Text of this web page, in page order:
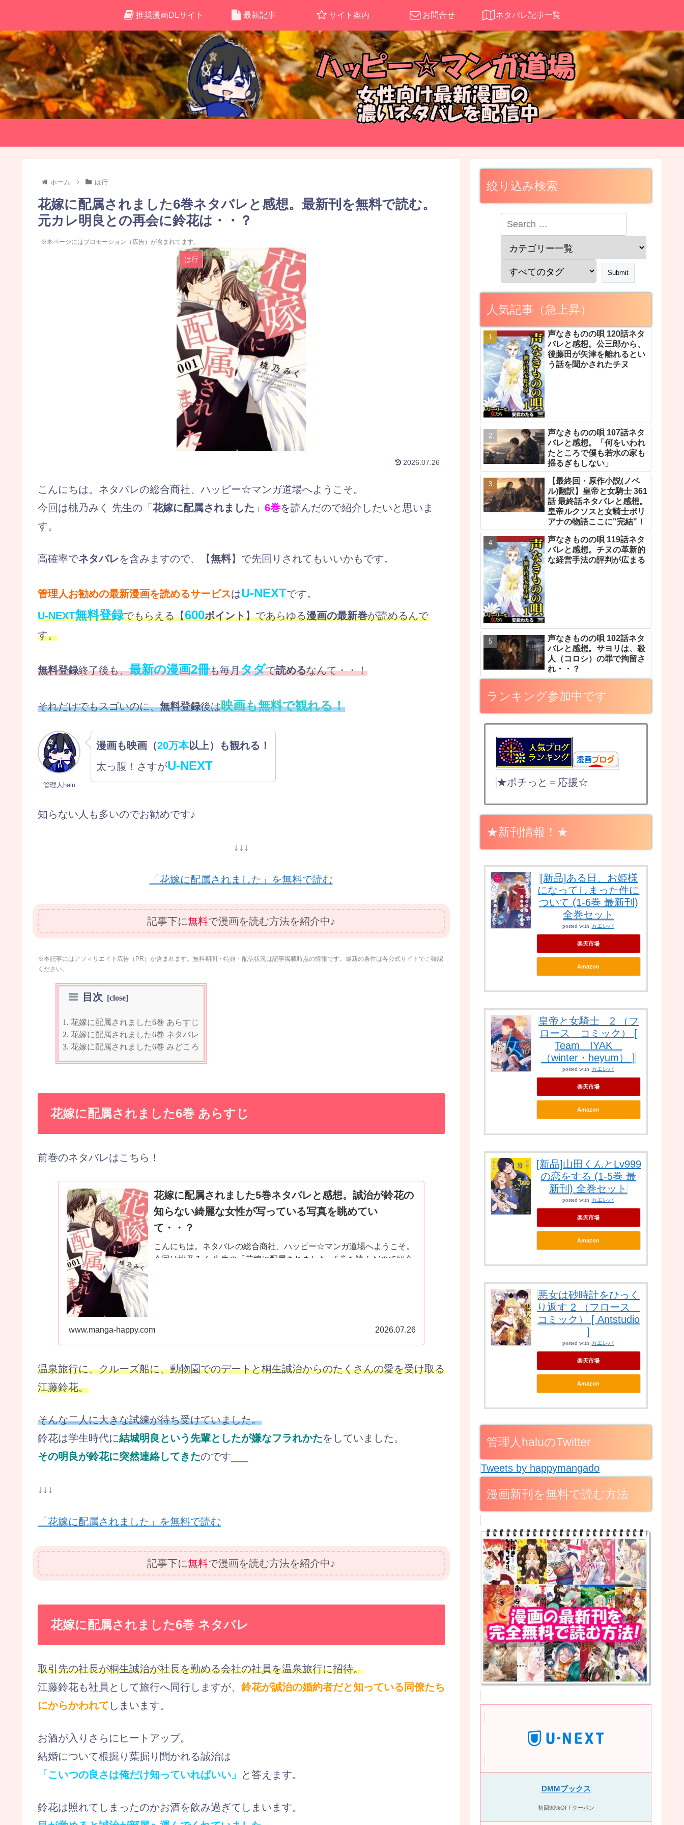
推奨漫画DLサイト 最新記事 サイト案内 お問合せ ネタバレ記事一覧
ホーム は行
花嫁に配属されました6巻ネタバレと感想。最新刊を無料で読む。
元カレ明良との再会に鈴花は・・？
※本ページにはプロモーション（広告）が含まれてます。
は行
2026.07.26
こんにちは。ネタバレの総合商社、ハッピー☆マンガ道場へようこそ。
今回は桃乃みく 先生の「 花嫁に配属されました 」 6巻を読んだので紹介したいと思いま
す。
高確率でネタバレを含みますので、【無料】で先回りされてもいいかもです。
管理人お勧めの最新漫画を読めるサービスはU-NEXTです。
U-NEXT無料登録でもらえる【600ポイント】であらゆる漫画の最新巻が読めるんで
す。
無料登録終了後も、最新の漫画2冊も毎月タダで読めるなんて・・！
それだけでもスゴいのに、無料登録後は映画も無料で観れる！
管理人halu
漫画も映画（20万本以上）も観れる！
太っ腹！さすがU-NEXT
知らない人も多いのでお勧めです♪
↓↓↓
「花嫁に配属されました」を無料で読む
記事下に無料で漫画を読む方法を紹介中♪
※本記事にはアフィリエイト広告（PR）が含まれます。無料期間・特典・配信状況は記事掲載時点の情報です。最新の条件は各公式サイトでご確認
ください。
目次
花嫁に配属されました6巻 あらすじ
花嫁に配属されました6巻 ネタバレ
花嫁に配属されました6巻 みどころ
花嫁に配属されました6巻 あらすじ
前巻のネタバレはこちら！
花嫁に配属されました5巻ネタバレと感想。誠治が鈴花の
知らない綺麗な女性が写っている写真を眺めてい
て・・？
こんにちは。ネタバレの総合商社、ハッピー☆マンガ道場へようこそ。
今回は桃乃みく 先生の「花嫁に配属されました」5巻を読んだので紹介
www.manga-happy.com 2026.07.26
温泉旅行に、クルーズ船に、動物園でのデートと桐生誠治からのたくさんの愛を受け取る
江藤鈴花。
そんな二人に大きな試練が待ち受けていました。
鈴花は学生時代に結城明良という先輩としたが嫌なフラれかたをしていました。
その明良が鈴花に突然連絡してきたのです___
↓↓↓
「花嫁に配属されました」を無料で読む
記事下に無料で漫画を読む方法を紹介中♪
花嫁に配属されました6巻 ネタバレ
取引先の社長が桐生誠治が社長を勤める会社の社員を温泉旅行に招待。
江藤鈴花も社員として旅行へ同行しますが、 鈴花が誠治の婚約者だと知っている同僚たち
にからかわれて しまいます。
お酒が入りさらにヒートアップ。
結婚について根掘り葉掘り聞かれる誠治は
「こいつの良さは俺だけ知っていればいい」
と答えます。
鈴花は照れてしまったのかお酒を飲み過ぎてしまいます。
絞り込み検索
人気記事（急上昇）
声なきものの唄 120話ネタ
バレと感想。公三郎から、
後藤田が矢津を離れるとい
う話を聞かされたチヌ
声なきものの唄 107話ネタ
バレと感想。「何をいわれ
たところで僕も若水の家も
揺るぎもしない」
【最終回・原作小説(ノベ
ル)翻訳】皇帝と女騎士 361
話 最終話ネタバレと感想。
皇帝ルクソスと女騎士ポリ
アナの物語ここに"完結"！
声なきものの唄 119話ネタ
バレと感想。チヌの革新的
な経営手法の評判が広まる
声なきものの唄 102話ネタ
バレと感想。サヨリは、殺
人（コロシ）の罪で拘留さ
れ・・？
ランキング参加中です
★ポチっと＝応援☆
★新刊情報！★
[新品]ある日、お姫様
になってしまった件に
ついて (1-6巻 最新刊)
全巻セット
posted with カエレバ
楽天市場
Amazon
皇帝と女騎士 2 （フ
ロース コミック） [
Team IYAK
（winter・heyum） ]
posted with カエレバ
楽天市場
Amazon
[新品]山田くんとLv999
の恋をする (1-5巻 最
新刊) 全巻セット
posted with カエレバ
楽天市場
Amazon
悪女は砂時計をひっく
り返す 2 （フロース
コミック） [ Antstudio
]
posted with カエレバ
楽天市場
Amazon
管理人haluのTwitter
Tweets by happymangado
漫画新刊を無料で読む方法
DMMブックス
初回90%OFFクーポン